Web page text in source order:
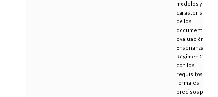
modelos y
carasterísticas
de los
documentos de
evaluación de
Enseñanzas de
Régimen
con los
requisitos
formales
precisos para